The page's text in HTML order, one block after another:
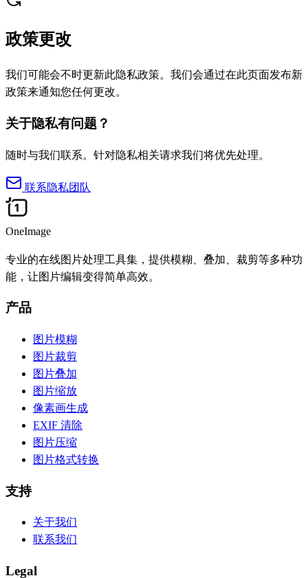
政策更改
我们可能会不时更新此隐私政策。我们会通过在此页面发布新
政策来通知您任何更改。
关于隐私有问题？
随时与我们联系。针对隐私相关请求我们将优先处理。
联系隐私团队
OneImage
专业的在线图片处理工具集，提供模糊、叠加、裁剪等多种功
能，让图片编辑变得简单高效。
产品
图片模糊
图片裁剪
图片叠加
图片缩放
像素画生成
EXIF 清除
图片压缩
图片格式转换
支持
关于我们
联系我们
Legal